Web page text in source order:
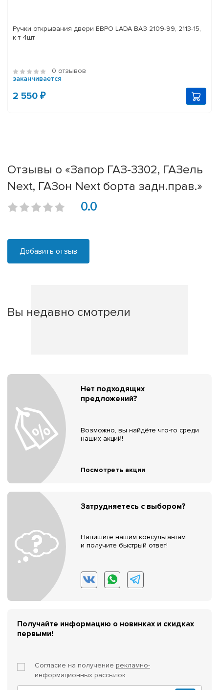
Ручки открывания двери ЕВРО LADA ВАЗ 2109-99, 2113-15,
к-т 4шт
0 отзывов
заканчивается
2 550 ₽
Отзывы о «Запор ГАЗ-3302, ГАЗель
Next, ГАЗон Next борта задн.прав.»
0.0
Добавить отзыв
Вы недавно смотрели
Нет подходящих
предложений?
Возможно, вы найдёте что-то среди
наших акций!
Посмотреть акции
Затрудняетесь с выбором?
Напишите нашим консультантам
и получите быстрый ответ!
Получайте информацию о новинках и скидках
первыми!
Согласие на получение рекламно-
информационных рассылок